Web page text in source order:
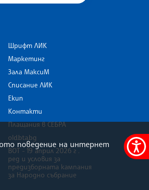
Меню
Шрифт ЛИК
Маркетинг
Зала МаксиМ
Списание ЛИК
Екип
Контакти
Плащания в СЕБРА
old.bta.bg
ВОТ - 19 април 2026 г .
ред и условия за
предизборната кампания
за Народно събрание
поведение на интернет